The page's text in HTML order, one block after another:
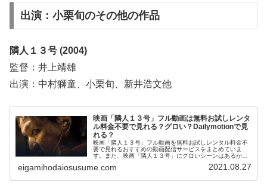
出演：小栗旬のその他の作品
隣人１３号 (2004)
監督：井上靖雄
出演：中村獅童、小栗旬、新井浩文他
映画「隣人１３号」フル動画は無料お試しレンタ
ル料金不要で見れる？グロい？Dailymotionで見
れる？
映画「隣人１３号」フル動画を無料お試しレンタル料金不
要で見れるおすすめの動画配信サービスをまとめていま
す。また、映画「隣人１３号」にグロいシーンはあるか、
す。そのほか、映画「隣人１３号」の作品情報、あらす
ビス選びや映画本編を見る前の予備知識として役立ててく
eigamihodaiosusume.com 2021.08.27